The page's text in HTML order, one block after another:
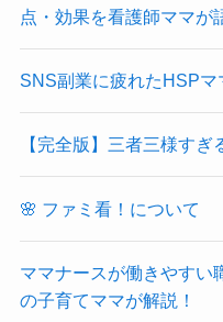
点・効果を看護師ママが
SNS副業に疲れたHSPマ
【完全版】三者三様すぎ
🌸 ファミ看！について
ママナースが働きやすい
の子育てママが解説！